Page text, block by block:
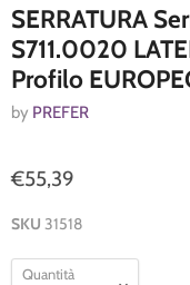
SERRATURA
S711.0020
Profilo
by PREFER
€55,39
SKU 31518
Quantità